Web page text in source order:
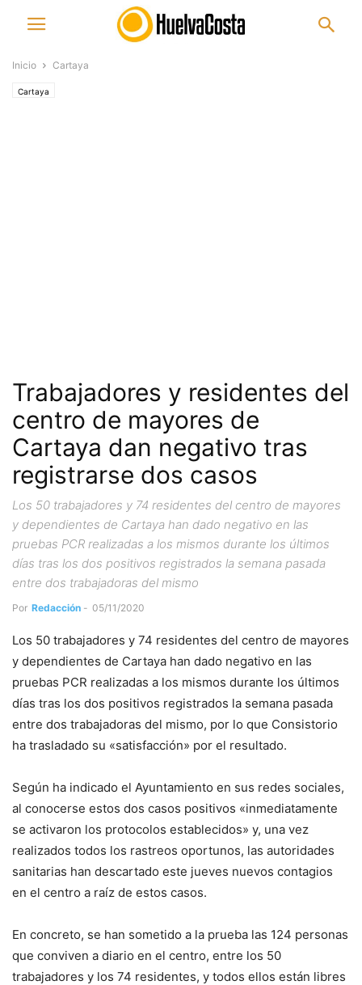
Inicio Cartaya
Cartaya
Trabajadores y residentes del
centro de mayores de
Cartaya dan negativo tras
registrarse dos casos
Los 50 trabajadores y 74 residentes del centro de mayores
y dependientes de Cartaya han dado negativo en las
pruebas PCR realizadas a los mismos durante los últimos
días tras los dos positivos registrados la semana pasada
entre dos trabajadoras del mismo
Por Redacción - 05/11/2020
Los 50 trabajadores y 74 residentes del centro de mayores
y dependientes de Cartaya han dado negativo en las
pruebas PCR realizadas a los mismos durante los últimos
días tras los dos positivos registrados la semana pasada
entre dos trabajadoras del mismo, por lo que Consistorio
ha trasladado su «satisfacción» por el resultado.
Según ha indicado el Ayuntamiento en sus redes sociales,
al conocerse estos dos casos positivos «inmediatamente
se activaron los protocolos establecidos» y, una vez
realizados todos los rastreos oportunos, las autoridades
sanitarias han descartado este jueves nuevos contagios
en el centro a raíz de estos casos.
En concreto, se han sometido a la prueba las 124 personas
que conviven a diario en el centro, entre los 50
trabajadores y los 74 residentes, y todos ellos están libres